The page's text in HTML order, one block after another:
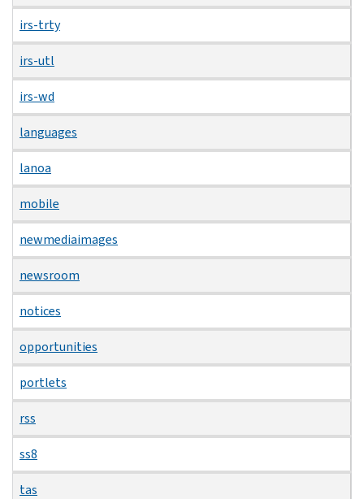
irs-trty
irs-utl
irs-wd
languages
lanoa
mobile
newmediaimages
newsroom
notices
opportunities
portlets
rss
ss8
tas